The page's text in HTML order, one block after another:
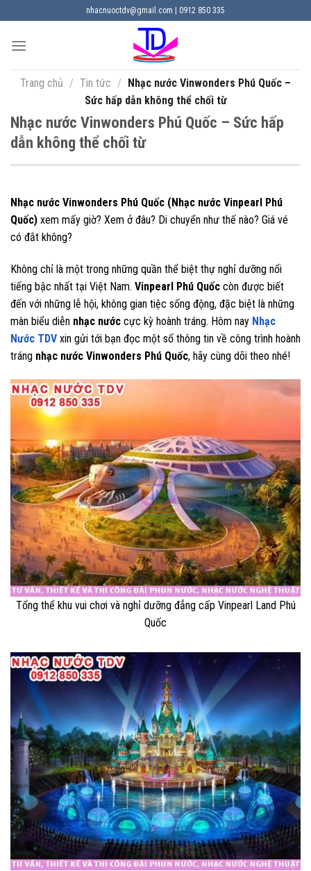
đến
nhacnuoctdv@gmail.com | 0912 850 335
Trang chủ / Tin tức / Nhạc nước Vinwonders Phú Quốc –
Sức hấp dẫn không thể chối từ
Nhạc nước Vinwonders Phú Quốc – Sức hấp
dẫn không thể chối từ
Nhạc nước Vinwonders Phú Quốc (Nhạc nước Vinpearl Phú
Quốc) xem mấy giờ? Xem ở đâu? Di chuyển như thế nào? Giá vé
có đắt không?
Không chỉ là một trong những quần thể biệt thự nghỉ dưỡng nổi
tiếng bậc nhất tại Việt Nam. Vinpearl Phú Quốc còn được biết
đến với những lễ hội, không gian tiệc sống động, đặc biệt là những
màn biểu diễn nhạc nước cực kỳ hoành tráng. Hôm nay Nhạc
Nước TDV xin gửi tới bạn đọc một số thông tin về công trình hoành
tráng nhạc nước Vinwonders Phú Quốc, hãy cùng dõi theo nhé!
Tổng thể khu vui chơi và nghỉ dưỡng đẳng cấp Vinpearl Land Phú
Quốc